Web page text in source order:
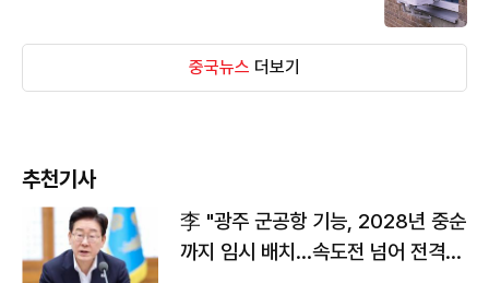
중국뉴스 더보기
추천기사
李 "광주 군공항 기능, 2028년 중순
까지 임시 배치…속도전 넘어 전격